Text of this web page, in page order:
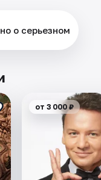
о серьезном
от 3 000 ₽